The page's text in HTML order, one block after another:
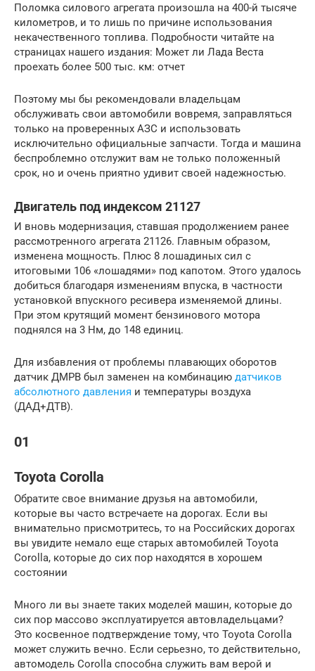
Поломка силового агрегата произошла на 400-й тысяче
километров, и то лишь по причине использования
некачественного топлива. Подробности читайте на
страницах нашего издания: Может ли Лада Веста
проехать более 500 тыс. км: отчет
Поэтому мы бы рекомендовали владельцам
обслуживать свои автомобили вовремя, заправляться
только на проверенных АЗС и использовать
исключительно официальные запчасти. Тогда и машина
беспроблемно отслужит вам не только положенный
срок, но и очень приятно удивит своей надежностью.
Двигатель под индексом 21127
И вновь модернизация, ставшая продолжением ранее
рассмотренного агрегата 21126. Главным образом,
изменена мощность. Плюс 8 лошадиных сил с
итоговыми 106 «лошадями» под капотом. Этого удалось
добиться благодаря изменениям впуска, в частности
установкой впускного ресивера изменяемой длины.
При этом крутящий момент бензинового мотора
поднялся на 3 Нм, до 148 единиц.
Для избавления от проблемы плавающих оборотов
датчик ДМРВ был заменен на комбинацию датчиков
абсолютного давления и температуры воздуха
(ДАД+ДТВ).
01
Toyota Corolla
Обратите свое внимание друзья на автомобили,
которые вы часто встречаете на дорогах. Если вы
внимательно присмотритесь, то на Российских дорогах
вы увидите немало еще старых автомобилей Toyota
Corolla, которые до сих пор находятся в хорошем
состоянии
Много ли вы знаете таких моделей машин, которые до
сих пор массово эксплуатируется автовладельцами?
Это косвенное подтверждение тому, что Toyota Corolla
может служить вечно. Если серьезно, то действительно,
автомодель Corolla способна служить вам верой и